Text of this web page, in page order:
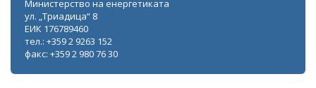
Министерство на енергетиката
ул. „Триадица“ 8
ЕИК 176789460
тел.: +359 2 9263 152
факс: +359 2 980 76 30